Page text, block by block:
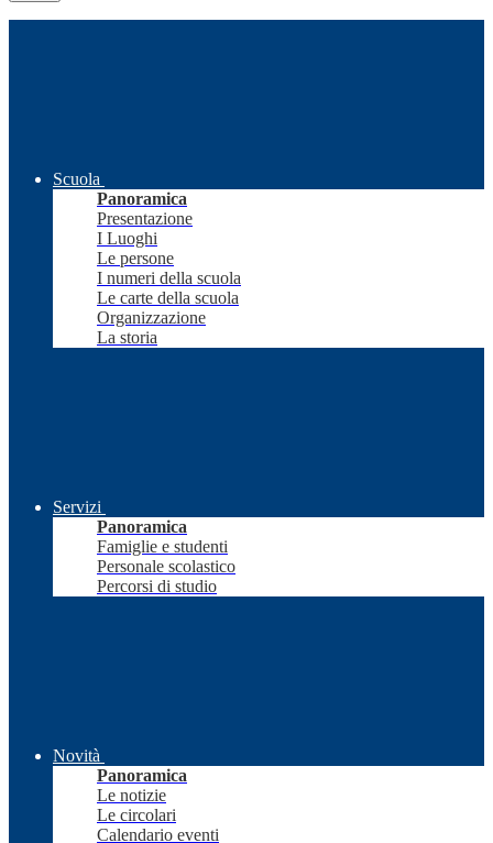
Scuola
Panoramica
Presentazione
I Luoghi
Le persone
I numeri della scuola
Le carte della scuola
Organizzazione
La storia
Servizi
Panoramica
Famiglie e studenti
Personale scolastico
Percorsi di studio
Novità
Panoramica
Le notizie
Le circolari
Calendario eventi